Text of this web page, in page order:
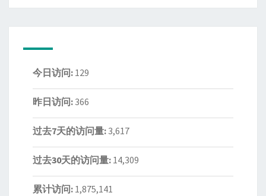
今日访问: 129
昨日访问: 366
过去7天的访问量: 3,617
过去30天的访问量: 14,309
累计访问: 1,875,141